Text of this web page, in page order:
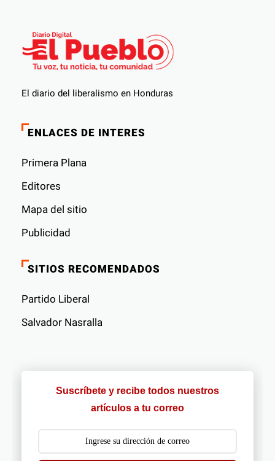
El diario del liberalismo en Honduras
ENLACES DE INTERES
Primera Plana
Editores
Mapa del sitio
Publicidad
SITIOS RECOMENDADOS
Partido Liberal
Salvador Nasralla
Suscríbete y recibe todos nuestros
artículos a tu correo